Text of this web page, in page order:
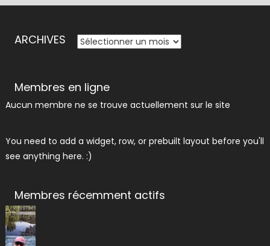
ARCHIVES ARCHIVES
Membres en ligne
Aucun membre ne se trouve actuellement sur le site
You need to add a widget, row, or prebuilt layout before you'll
see anything here. :)
Membres récemment actifs